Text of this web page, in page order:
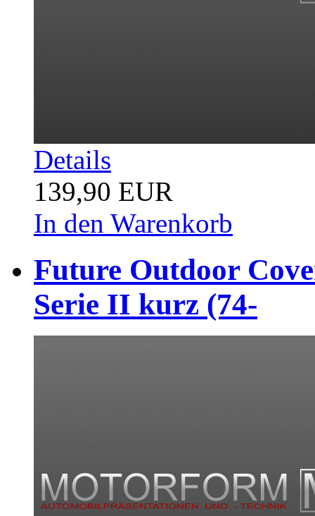
Details
139,90 EUR
In den Warenkorb
Future Outdoor
Serie II kurz (74-